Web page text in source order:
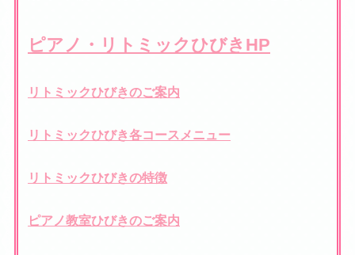
ピアノ・リトミックひびきHP
リトミックひびきのご案内
リトミックひびき各コースメニュー
リトミックひびきの特徴
ピアノ教室ひびきのご案内